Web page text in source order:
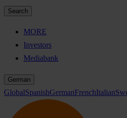
Search
MORE
Investors
Mediabank
German
GlobalSpanishGermanFrenchItalian